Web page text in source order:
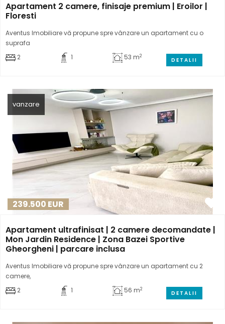
Apartament 2 camere, finisaje premium | Eroilor |
Floresti
Aventus Imobiliare vă propune spre vânzare un apartament cu o
suprafa
2
1 53 m2
DETALII
vanzare
239.500 EUR
Apartament ultrafinisat | 2 camere decomandate |
Mon Jardin Residence | Zona Bazei Sportive
Gheorgheni | parcare inclusa
Aventus Imobiliare vă propune spre vânzare un apartament cu 2
camere,
2
1 56 m2
DETALII